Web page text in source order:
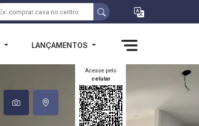
LANÇAMENTOS
Acesse pelo
celular